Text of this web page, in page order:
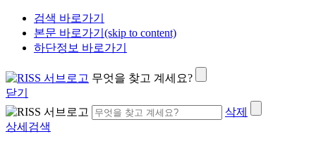
검색 바로가기
본문 바로가기(skip to content)
하단정보 바로가기
무엇을 찾고 계세요?
닫기
삭제
상세검색